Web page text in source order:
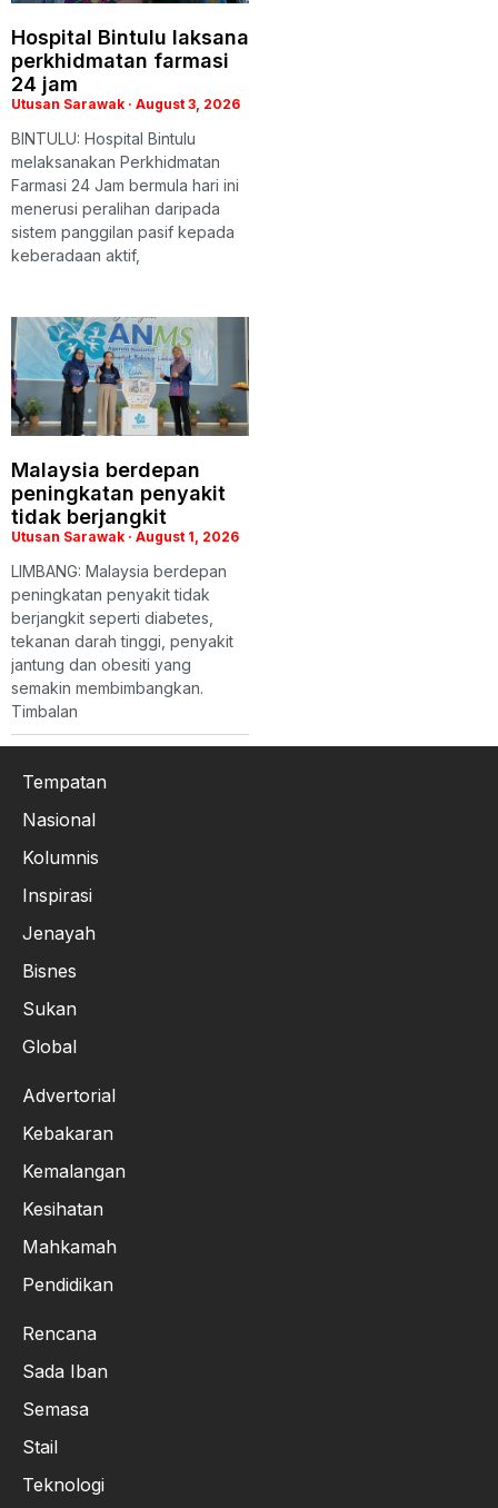
Hospital Bintulu laksana
perkhidmatan farmasi
24 jam
Utusan Sarawak August 3, 2026
BINTULU: Hospital Bintulu
melaksanakan Perkhidmatan
Farmasi 24 Jam bermula hari ini
menerusi peralihan daripada
sistem panggilan pasif kepada
keberadaan aktif,
Malaysia berdepan
peningkatan penyakit
tidak berjangkit
Utusan Sarawak August 1, 2026
LIMBANG: Malaysia berdepan
peningkatan penyakit tidak
berjangkit seperti diabetes,
tekanan darah tinggi, penyakit
jantung dan obesiti yang
semakin membimbangkan.
Timbalan
Tempatan
Nasional
Kolumnis
Inspirasi
Jenayah
Bisnes
Sukan
Global
Advertorial
Kebakaran
Kemalangan
Kesihatan
Mahkamah
Pendidikan
Rencana
Sada Iban
Semasa
Stail
Teknologi